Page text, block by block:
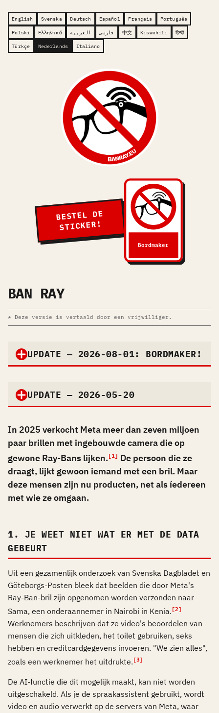
English Svenska Deutsch Español Français
Português
Polski
Ελληνικά العربية فارسی 中文 Kiswahili
हिन्दी
Türkçe
Nederlands Italiano
BESTEL DE
STICKER!
Bordmaker
BAN RAY
* Deze versie is vertaald door een vrijwilliger.
UPDATE — 2026-08-01: BORDMAKER!
UPDATE — 2026-05-20
In 2025 verkocht Meta meer dan zeven miljoen
paar brillen met ingebouwde camera die op
gewone Ray-Bans lijken.[1] De persoon die ze
draagt, lijkt gewoon iemand met een bril. Maar
deze mensen zijn nu producten, net als íedereen
met wie ze omgaan.
1. JE WEET NIET WAT ER MET DE DATA
GEBEURT
Uit een gezamenlijk onderzoek van Svenska Dagbladet en
Göteborgs-Posten bleek dat beelden die door Meta's
Ray-Ban-bril zijn opgenomen worden verzonden naar
Sama, een onderaannemer in Nairobi in Kenia. [2]
Werknemers beschrijven dat ze video's beoordelen van
mensen die zich uitkleden, het toilet gebruiken, seks
hebben en creditcardgegevens invoeren. "We zien alles",
zoals een werknemer het uitdrukte. [3]
De AI-functie die dit mogelijk maakt, kan niet worden
uitgeschakeld. Als je de spraakassistent gebruikt, wordt
video en audio verwerkt op de servers van Meta, waar